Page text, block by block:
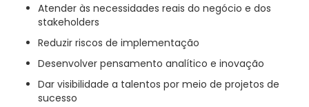
Atender às necessidades reais do negócio e dos
stakeholders
Reduzir riscos de implementação
Desenvolver pensamento analítico e inovação
Dar visibilidade a talentos por meio de projetos de
sucesso